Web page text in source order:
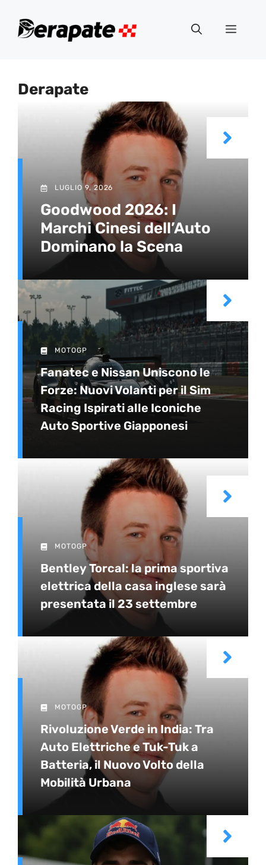
Menu
Derapate
LUGLIO 9, 2026
Goodwood 2026: I
Marchi Cinesi dell’Auto
Dominano la Scena
MOTOGP
Fanatec e Nissan Uniscono le
Forze: Nuovi Volanti per il Sim
Racing Ispirati alle Iconiche
Auto Sportive Giapponesi
MOTOGP
Bentley Torcal: la prima sportiva
elettrica della casa inglese sarà
presentata il 23 settembre
MOTOGP
Rivoluzione Verde in India: Tra
Auto Elettriche e Tuk-Tuk a
Batteria, il Nuovo Volto della
Mobilità Urbana